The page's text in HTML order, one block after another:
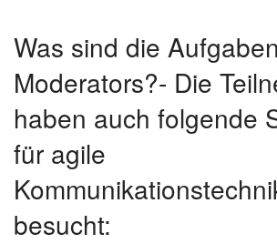
Was sind die
Moderators?- Die
haben auch folgende
für agile
besucht: